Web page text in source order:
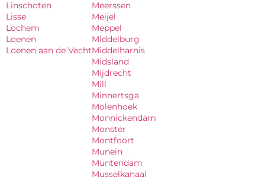
Linschoten
Lisse
Lochem
Loenen
Loenen aan de Vecht
Meerssen
Meijel
Meppel
Middelburg
Middelharnis
Midsland
Mijdrecht
Mill
Minnertsga
Molenhoek
Monnickendam
Monster
Montfoort
Munein
Muntendam
Musselkanaal